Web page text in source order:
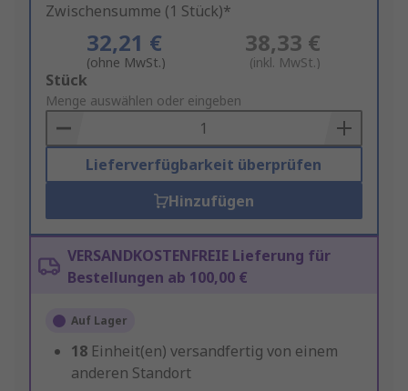
Zwischensumme (1 Stück)*
32,21 €
(ohne MwSt.)
38,33 €
(inkl. MwSt.)
Add
to
Basket
Stück
Menge auswählen oder eingeben
Lieferverfügbarkeit überprüfen
Hinzufügen
VERSANDKOSTENFREIE Lieferung für
Bestellungen ab 100,00 €
Auf Lager
18 Einheit(en) versandfertig von einem
anderen Standort